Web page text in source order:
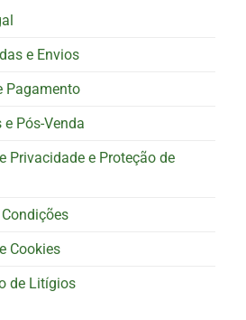
e Envios
Pagamento
e Pós-Venda
Privacidade e Proteção de
Cookies
de Litígios